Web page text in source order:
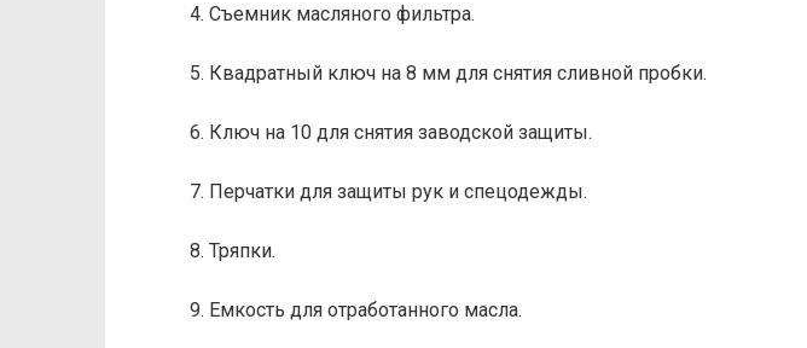
4. Съемник масляного фильтра.
5. Квадратный ключ на 8 мм для снятия сливной пробки.
6. Ключ на 10 для снятия заводской защиты.
7. Перчатки для защиты рук и спецодежды.
8. Тряпки.
9. Емкость для отработанного масла.